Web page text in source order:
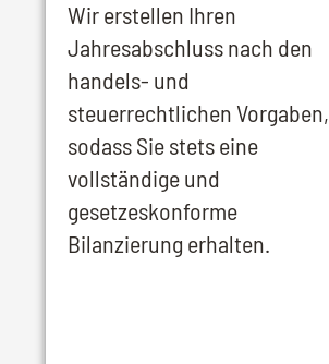
Wir erstellen Ihren
Jahresabschluss nach den
handels- und
steuerrechtlichen Vorgaben,
sodass Sie stets eine
vollständige und
gesetzeskonforme
Bilanzierung erhalten.